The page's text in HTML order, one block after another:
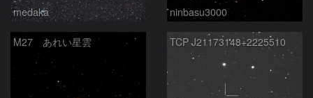
medaka ninbasu3000
M27 あれい星雲 TCP J21173148+2225510